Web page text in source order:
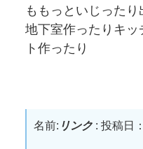
ももっといじった
地下室作ったりキッ
ト作ったり
名前: リンク: 投稿日